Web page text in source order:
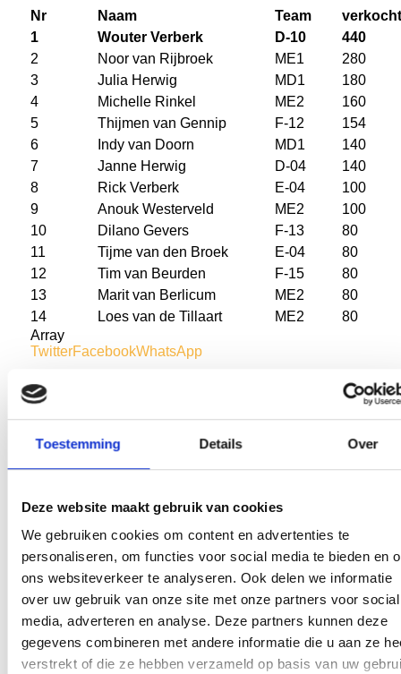
Toestemming Details Over
Deze website maakt gebruik van cookies
We gebruiken cookies om content en advertenties te
personaliseren, om functies voor social media te bieden en
ons websiteverkeer te analyseren. Ook delen we informatie
over uw gebruik van onze site met onze partners voor social
media, adverteren en analyse. Deze partners kunnen deze
gegevens combineren met andere informatie die u aan ze
verstrekt of die ze hebben verzameld op basis van uw
Nr Naam Team
verkocht
1
Wouter Verberk D-10
440
2
Noor van Rijbroek ME1
280
3
Julia Herwig MD1
180
4
Michelle Rinkel ME2
160
5
Thijmen van Gennip F-12
154
6
Indy van Doorn MD1
140
7
Janne Herwig D-04
140
8
Rick Verberk E-04
100
9
Anouk Westerveld ME2
100
10
Dilano Gevers F-13
80
11
Tijme van den Broek E-04
80
12
Tim van Beurden F-15
80
13
Marit van Berlicum ME2
80
14
Loes van de Tillaart ME2
80
Array
TwitterFacebookWhatsApp
AANMELDEN LID